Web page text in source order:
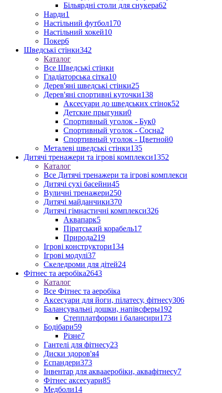
Більярдні столи для снукера62
Нарди1
Настільний футбол170
Настільний хокей10
Покер6
Шведські стінки342
Каталог
Все Шведські стінки
Гладіаторська сітка10
Дерев'яні шведські стінки25
Дерев'яні спортивні куточки138
Аксесуари до шведських стінок52
Детские прыгунки0
Спортивный уголок - Бук0
Спортивный уголок - Сосна2
Спортивный уголок - Цветной0
Металеві шведські стінки135
Дитячі тренажери та ігрові комплекси1352
Каталог
Все Дитячі тренажери та ігрові комплекси
Дитячі сухі басейни45
Вуличні тренажери250
Дитячі майданчики370
Дитячі гімнастичні комплекси326
Аквапарк5
Піратський корабель17
Природа219
Ігрові конструктори134
Ігрові модулі37
Скеледроми для дітей24
Фітнес та аеробіка2643
Каталог
Все Фітнес та аеробіка
Аксесуари для йоги, пілатесу, фітнесу306
Балансувальні дошки, напівсферы192
Степплатформи і балансири173
Бодібари59
Різне7
Гантелі для фітнесу23
Диски здоров'я4
Еспандери373
Інвентар для аквааеробіки, аквафітнесу7
Фітнес аксесуари85
Медболи14